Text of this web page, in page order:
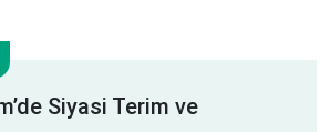
Siyasi Terim ve